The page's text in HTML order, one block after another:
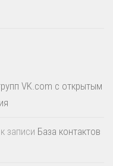
VK.com с открытым
к записи База контактов